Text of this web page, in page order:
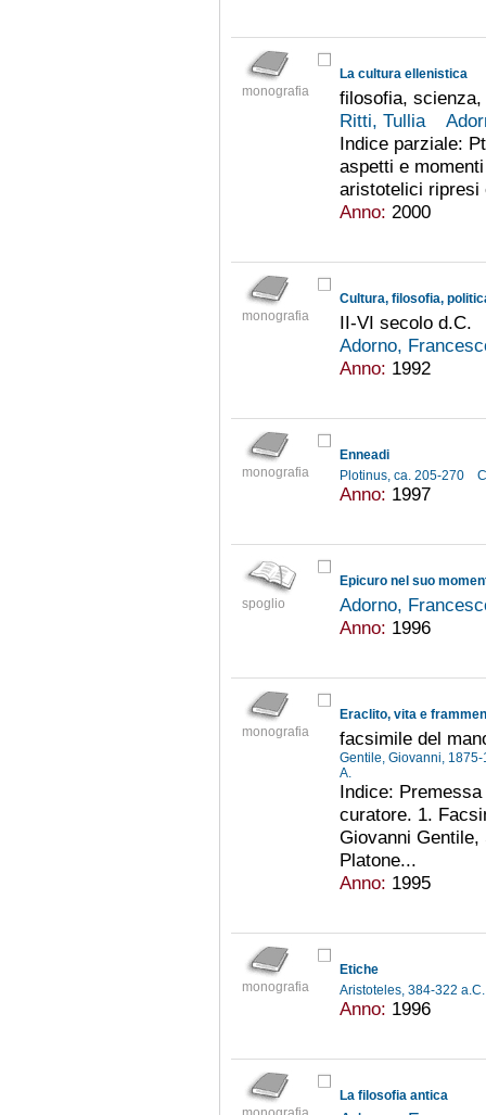
monografia
La cultura ellenistica
filosofia,
Ritti, Tullia
Indice parziale:
aspetti e
aristotelici ripresi
Anno: 2000
monografia
Cultura, filosofia,
II-VI secolo d.C.
Adorno,
Anno: 1992
monografia
Enneadi
Plotinus, ca. 205-270
Anno: 1997
spoglio
Adorno,
Anno: 1996
monografia
Eraclito, vita e
facsimile del
Gentile, Giovanni,
A.
Indice:
curatore. 1.
Giovanni
Platone...
Anno: 1995
monografia
Etiche
Aristoteles, 384-322
Anno: 1996
La filosofia antica